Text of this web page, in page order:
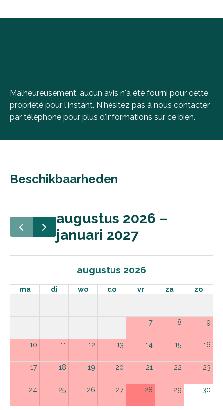
Malheureusement, aucun avis n'a été fourni pour cette
propriété pour l'instant. N'hésitez pas à nous contacter
par téléphone pour plus d'informations sur ce bien.
Beschikbaarheden
augustus 2026 –
januari 2027
augustus 2026
ma di wo do vr za zo
7 8 9
10 11 12 13 14 15 16
17 18 19 20 21 22 23
24 25 26 27 28 29 30